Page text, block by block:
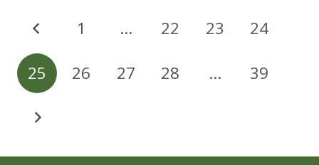
1 … 22 23 24
25 26 27 28 … 39